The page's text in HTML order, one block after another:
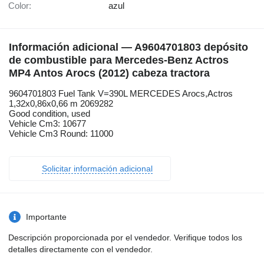
Color: azul
Información adicional — A9604701803 depósito
de combustible para Mercedes-Benz Actros
MP4 Antos Arocs (2012) cabeza tractora
9604701803 Fuel Tank V=390L MERCEDES Arocs,Actros
1,32x0,86x0,66 m 2069282
Good condition, used
Vehicle Cm3: 10677
Vehicle Cm3 Round: 11000
Solicitar información adicional
Importante
Descripción proporcionada por el vendedor. Verifique todos los
detalles directamente con el vendedor.